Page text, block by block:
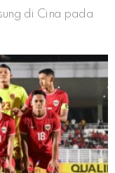
di Cina pada